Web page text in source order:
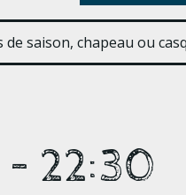
saison, chapeau ou
– 22:30